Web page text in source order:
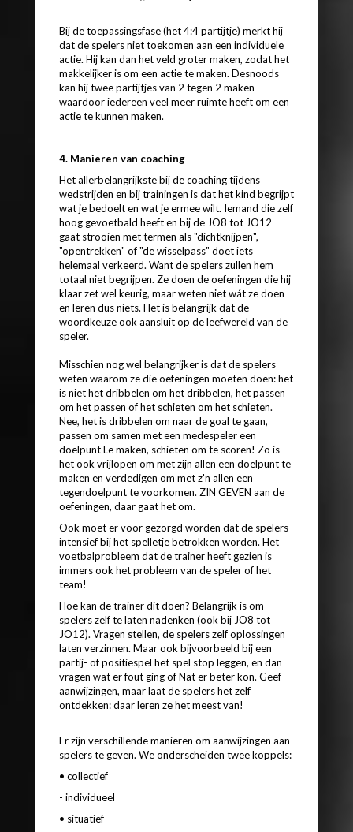
Bij de toepassingsfase (het 4:4 partijtje) merkt hij
dat de spelers niet toekomen aan een individuele
actie. Hij kan dan het veld groter maken, zodat het
makkelijker is om een actie te maken. Desnoods
kan hij twee partijtjes van 2 tegen 2 maken
waardoor iedereen veel meer ruimte heeft om een
actie te kunnen maken.
4. Manieren van coaching
Het allerbelangrijkste bij de coaching tijdens
wedstrijden en bij trainingen is dat het kind begrijpt
wat je bedoelt en wat je ermee wilt. Iemand die zelf
hoog gevoetbald heeft en bij de JO8 tot JO12
gaat strooien met termen als "dichtknijpen",
"opentrekken" of "de wisselpass" doet iets
helemaal verkeerd. Want de spelers zullen hem
totaal niet begrijpen. Ze doen de oefeningen die hij
klaar zet wel keurig, maar weten niet wát ze doen
en leren dus niets. Het is belangrijk dat de
woordkeuze ook aansluit op de leefwereld van de
speler.
Misschien nog wel belangrijker is dat de spelers
weten waarom ze die oefeningen moeten doen: het
is niet het dribbelen om het dribbelen, het passen
om het passen of het schieten om het schieten.
Nee, het is dribbelen om naar de goal te gaan,
passen om samen met een medespeler een
doelpunt Le maken, schieten om te scoren! Zo is
het ook vrijlopen om met zijn allen een doelpunt te
maken en verdedigen om met z'n allen een
tegendoelpunt te voorkomen. ZIN GEVEN aan de
oefeningen, daar gaat het om.
Ook moet er voor gezorgd worden dat de spelers
intensief bij het spelletje betrokken worden. Het
voetbalprobleem dat de trainer heeft gezien is
immers ook het probleem van de speler of het
team!
Hoe kan de trainer dit doen? Belangrijk is om
spelers zelf te laten nadenken (ook bij JO8 tot
JO12). Vragen stellen, de spelers zelf oplossingen
laten verzinnen. Maar ook bijvoorbeeld bij een
partij- of positiespel het spel stop leggen, en dan
vragen wat er fout ging of Nat er beter kon. Geef
aanwijzingen, maar laat de spelers het zelf
ontdekken: daar leren ze het meest van!
Er zijn verschillende manieren om aanwijzingen aan
spelers te geven. We onderscheiden twee koppels:
• collectief
- individueel
• situatief